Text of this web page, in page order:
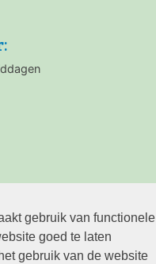
gebruik van functionele
goed te laten
gebruik van de website